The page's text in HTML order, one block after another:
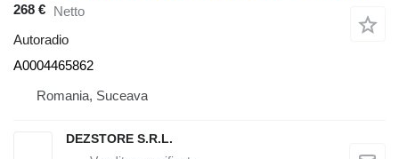
268 € Netto
Autoradio
A0004465862
Romania, Suceava
DEZSTORE S.R.L.